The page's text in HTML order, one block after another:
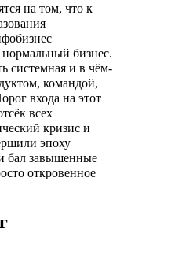
на том, что к
нормальный бизнес.
системная и в чём-
командой,
входа на этот
всех
кризис и
эпоху
бал завышенные
откровенное